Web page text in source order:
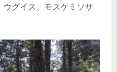
ウグイス、モスケミソサ